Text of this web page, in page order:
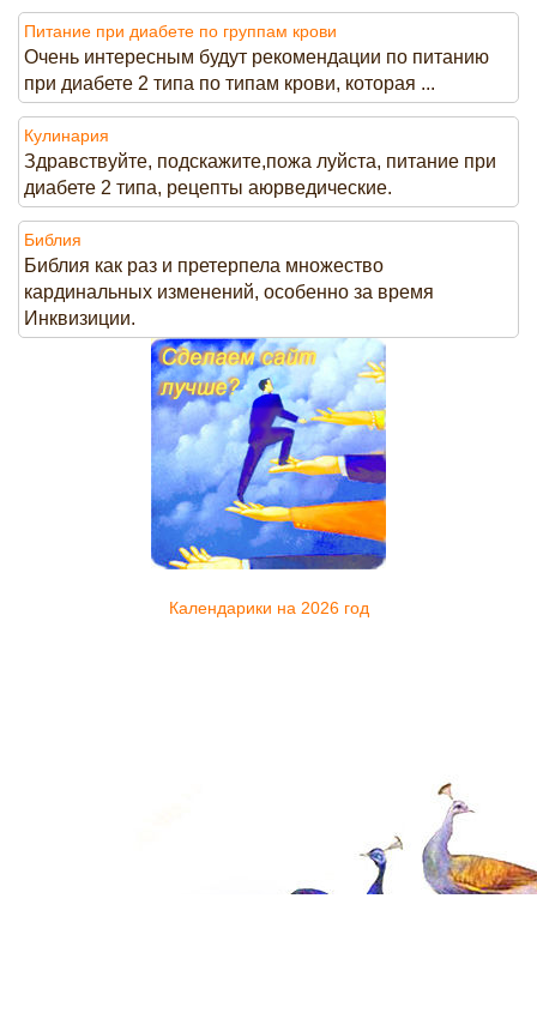
Питание при диабете по группам крови
Очень интересным будут рекомендации по питанию
при диабете 2 типа по типам крови, которая ...
Кулинария
Здравствуйте, подскажите,пожа луйста, питание при
диабете 2 типа, рецепты аюрведические.
Библия
Библия как раз и претерпела множество
кардинальных изменений, особенно за время
Инквизиции.
Календарики на 2026 год